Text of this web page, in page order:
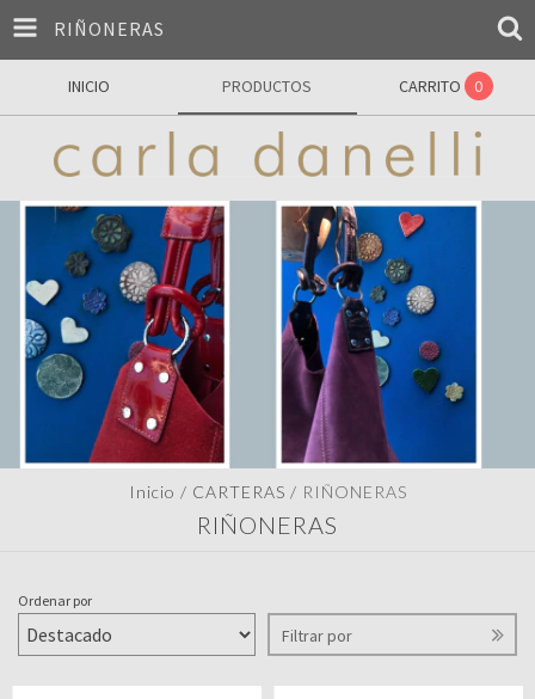
RIÑONERAS
INICIO PRODUCTOS CARRITO 0
Inicio / CARTERAS / RIÑONERAS
RIÑONERAS
Ordenar por
Filtrar por